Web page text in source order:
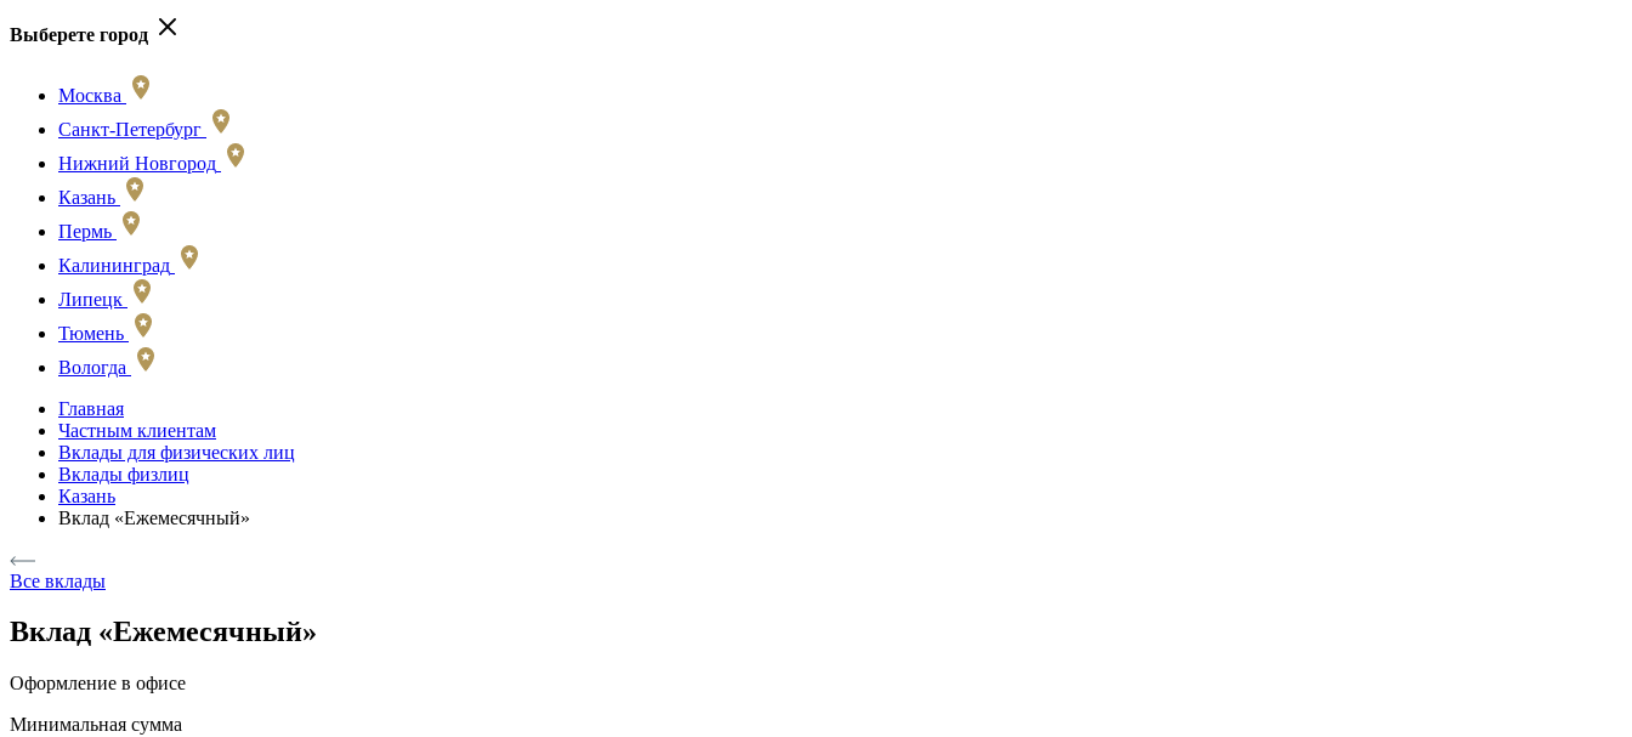
Выберете город
Москва
Санкт-Петербург
Нижний Новгород
Казань
Пермь
Калининград
Липецк
Тюмень
Вологда
Главная
Частным клиентам
Вклады для физических лиц
Вклады физлиц
Казань
Вклад «Ежемесячный»
Все вклады
Вклад «Ежемесячный»
Оформление в офисе
Минимальная сумма